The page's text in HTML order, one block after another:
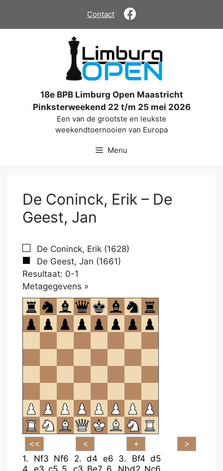
de
Contact
18e BPB Limburg Open Maastricht
Pinksterweekend 22 t/m 25 mei 2026
Een van de grootste en leukste
weekendtoernooien van Europa
Menu
De Coninck, Erik – De
Geest, Jan
De Coninck, Erik (1628)
De Geest, Jan (1661)
Resultaat: 0-1
Metagegevens »
om
te
openen.
1. Nf3 Nf6 2. d4 e6 3. Bf4 d5
4. e3 c5 5. c3 Be7 6. Nbd2 Nc6